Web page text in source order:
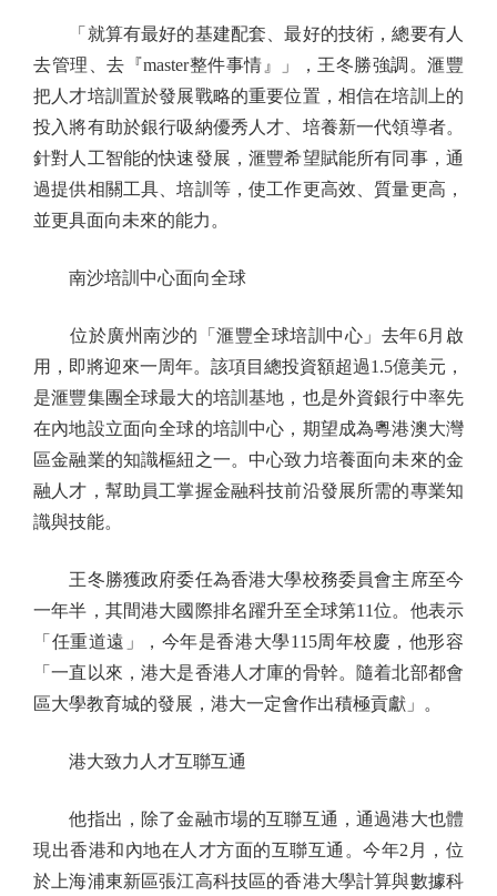
「就算有最好的基建配套、最好的技術，總要有人
去管理、去『master整件事情』」，王冬勝強調。滙豐
把人才培訓置於發展戰略的重要位置，相信在培訓上的
投入將有助於銀行吸納優秀人才、培養新一代領導者。
針對人工智能的快速發展，滙豐希望賦能所有同事，通
過提供相關工具、培訓等，使工作更高效、質量更高，
並更具面向未來的能力。
南沙培訓中心面向全球
位於廣州南沙的「滙豐全球培訓中心」去年6月啟
用，即將迎來一周年。該項目總投資額超過1.5億美元，
是滙豐集團全球最大的培訓基地，也是外資銀行中率先
在內地設立面向全球的培訓中心，期望成為粵港澳大灣
區金融業的知識樞紐之一。中心致力培養面向未來的金
融人才，幫助員工掌握金融科技前沿發展所需的專業知
識與技能。
王冬勝獲政府委任為香港大學校務委員會主席至今
一年半，其間港大國際排名躍升至全球第11位。他表示
「任重道遠」，今年是香港大學115周年校慶，他形容
「一直以來，港大是香港人才庫的骨幹。隨着北部都會
區大學教育城的發展，港大一定會作出積極貢獻」。
港大致力人才互聯互通
他指出，除了金融市場的互聯互通，通過港大也體
現出香港和內地在人才方面的互聯互通。今年2月，位
於上海浦東新區張江高科技區的香港大學計算與數據科